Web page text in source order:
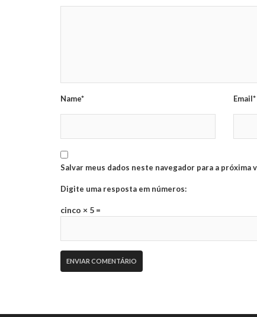
Name* Email*
Salvar meus dados neste navegador para a próxima
Digite uma resposta em números:
cinco × 5 =